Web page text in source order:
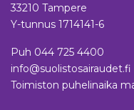
33210 Tampere
Y-tunnus 1714141-6
Puh 044 725 4400
info@suolistosairaudet.fi
Toimiston puhelinaika